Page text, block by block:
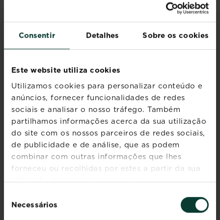
Consentir Detalhes Sobre os cookies
Este website utiliza cookies
Utilizamos cookies para personalizar conteúdo e
anúncios, fornecer funcionalidades de redes
sociais e analisar o nosso tráfego. Também
partilhamos informações acerca da sua utilização
do site com os nossos parceiros de redes sociais,
de publicidade e de análise, que as podem
combinar com outras informações que lhes
forneceu ou recolhidas por estes a partir da sua
utilização dos respetivos serviços.
deNecessários
apresentam
os
de
parasitários
que
os
vegetais
do
jardim.
Contudo,
estão
tão
armadas
sobre Vaso de exterior:
Vaso de exterior: plantar,
Ler mais
Legumes de raiz:
identificar, resolver os
problemas
Ler maissobre Legumes de raiz:
Legumes de raiz:
sobre Legumes de raiz: